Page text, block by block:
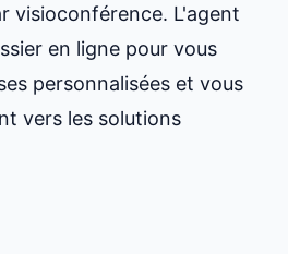
visioconférence. L'agent
en ligne pour vous
personnalisées et vous
vers les solutions